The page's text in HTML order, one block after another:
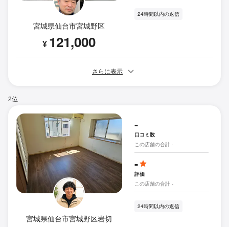
宮城県仙台市宮城野区
¥ 121,000
24時間以内の返信
さらに表示
2位
宮城県仙台市宮城野区岩切
-
口コミ数
この店舗の合計 -
-
評価
この店舗の合計 -
24時間以内の返信